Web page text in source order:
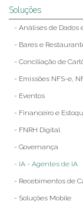
Soluções
- Análises de Dados
- Bares e
- Conciliação de
- Emissões NFS-e,
- Eventos
- Financeiro e
- FNRH Digital
- Governança
- IA - Agentes de IA
- Recebimentos de
- Soluções Mobile